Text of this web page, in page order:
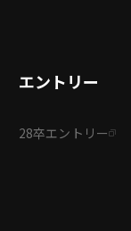
エントリー
28卒エントリー